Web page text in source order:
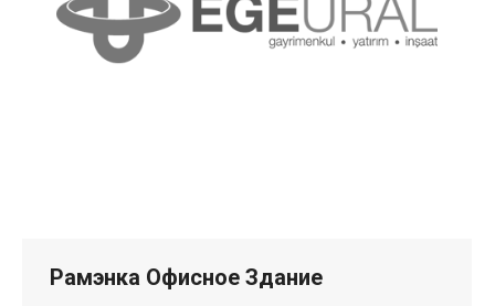
Рамэнка Офисное Здание